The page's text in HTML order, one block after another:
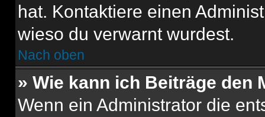
hat. Kontaktiere einen
wieso du verwarnt wurdest.
Nach oben
» Wie kann ich Beiträge den
Wenn ein Administrator die